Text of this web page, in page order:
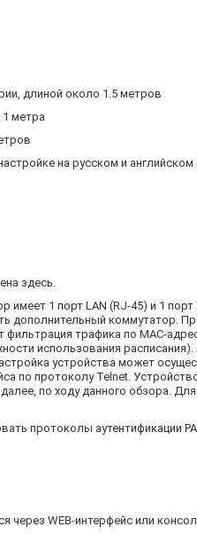
длиной около 1.5 метров
метра
на русском и английском
здесь.
1 порт LAN (RJ-45) и 1
дополнительный коммутатор.
трафика по MAC-
использования
устройства может
по протоколу Telnet.
по ходу данного обзора.
протоколы аутентификации
через WEB-интерфейс или